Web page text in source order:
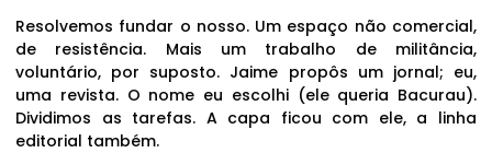
Resolvemos fundar o nosso. Um espaço não comercial,
de resistência. Mais um trabalho de militância,
voluntário, por suposto. Jaime propôs um jornal; eu,
uma revista. O nome eu escolhi (ele queria Bacurau).
Dividimos as tarefas. A capa ficou com ele, a linha
editorial também.